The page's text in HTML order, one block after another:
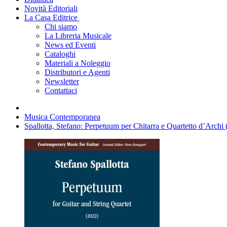
Novità Editoriali
La Casa Editrice
Chi siamo
La Libreria Musicale
News ed Eventi
Cataloghi
Materiali a Noleggio
Distributori e Agenti
Newsletter
Contattaci
Musica Contemporanea
Spallotta, Stefano: Perpetuum per Chitarra e Quartetto d’Archi